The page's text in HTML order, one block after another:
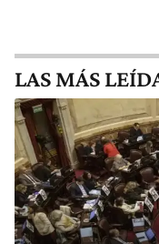
LAS MÁS